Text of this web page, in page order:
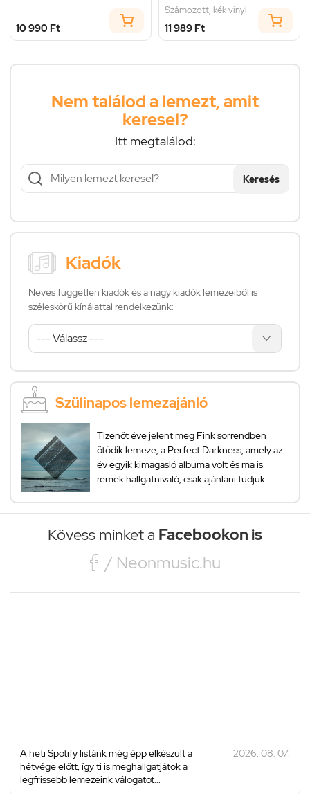
10 990 Ft
Számozott, kék vinyl
11 989 Ft
Nem találod a lemezt, amit
keresel?
Itt megtalálod:
Keresés
Kiadók
Neves független kiadók és a nagy kiadók lemezeiből is
széleskörű kínálattal rendelkezünk:
Szülinapos lemezajánló
Tizenöt éve jelent meg Fink sorrendben
ötödik lemeze, a Perfect Darkness, amely az
év egyik kimagasló albuma volt és ma is
remek hallgatnivaló, csak ajánlani tudjuk.
Kövess minket a Facebookon is
 / Neonmusic.hu
A heti Spotify listánk még épp elkészült a
hétvége előtt, így ti is meghallgatjátok a
legfrissebb lemezeink válogatot...
2026. 08. 07.